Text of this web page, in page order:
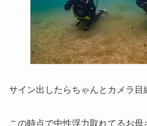
サイン出したらちゃんとカメラ目
この時点で中性浮力取れてるお母